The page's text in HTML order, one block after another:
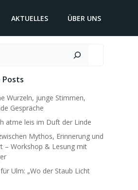
AKTUELLES ÜBER UNS
Wurzeln, junge Stimmen,
Gespräche
atme leis im Duft der Linde
Mythos, Erinnerung und
– Workshop & Lesung mit
Ulm: „Wo der Staub Licht